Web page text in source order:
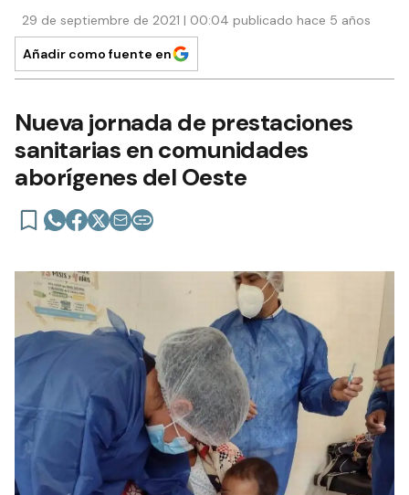
29 de septiembre de 2021 | 00:04 publicado hace 5 años
Añadir como fuente en
Nueva jornada de prestaciones
sanitarias en comunidades
aborígenes del Oeste